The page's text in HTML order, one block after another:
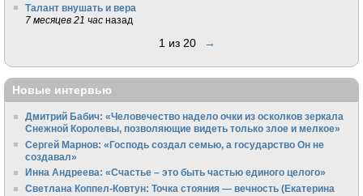
Талант внушать и вера
7 месяцев 21 час назад
1 из 20 →
Новые интервью
Дмитрий Бабич: «Человечество надело очки из осколков зеркала
Снежной Королевы, позволяющие видеть только злое и мелкое»
Сергей Марнов: «Господь создал семью, а государство Он не
создавал»
Инна Андреева: «Счастье – это быть частью единого целого»
Светлана Коппел-Ковтун: Точка стояния — вечность (Екатерина